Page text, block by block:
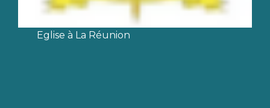
Eglise à La Réunion